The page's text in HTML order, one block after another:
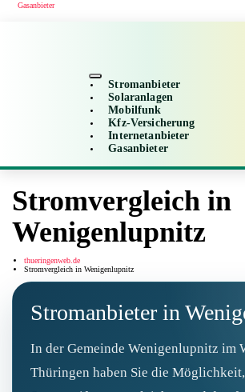
Gasanbieter
Stromanbieter
Solaranlagen
Mobilfunk
Kfz-Versicherung
Internetanbieter
Gasanbieter
Stromvergleich in
Wenigenlupnitz
thueringenweb.de
Stromvergleich in Wenigenlupnitz
Stromanbieter in
In der Gemeinde Wenigenlupnitz im
Thüringen haben Sie die